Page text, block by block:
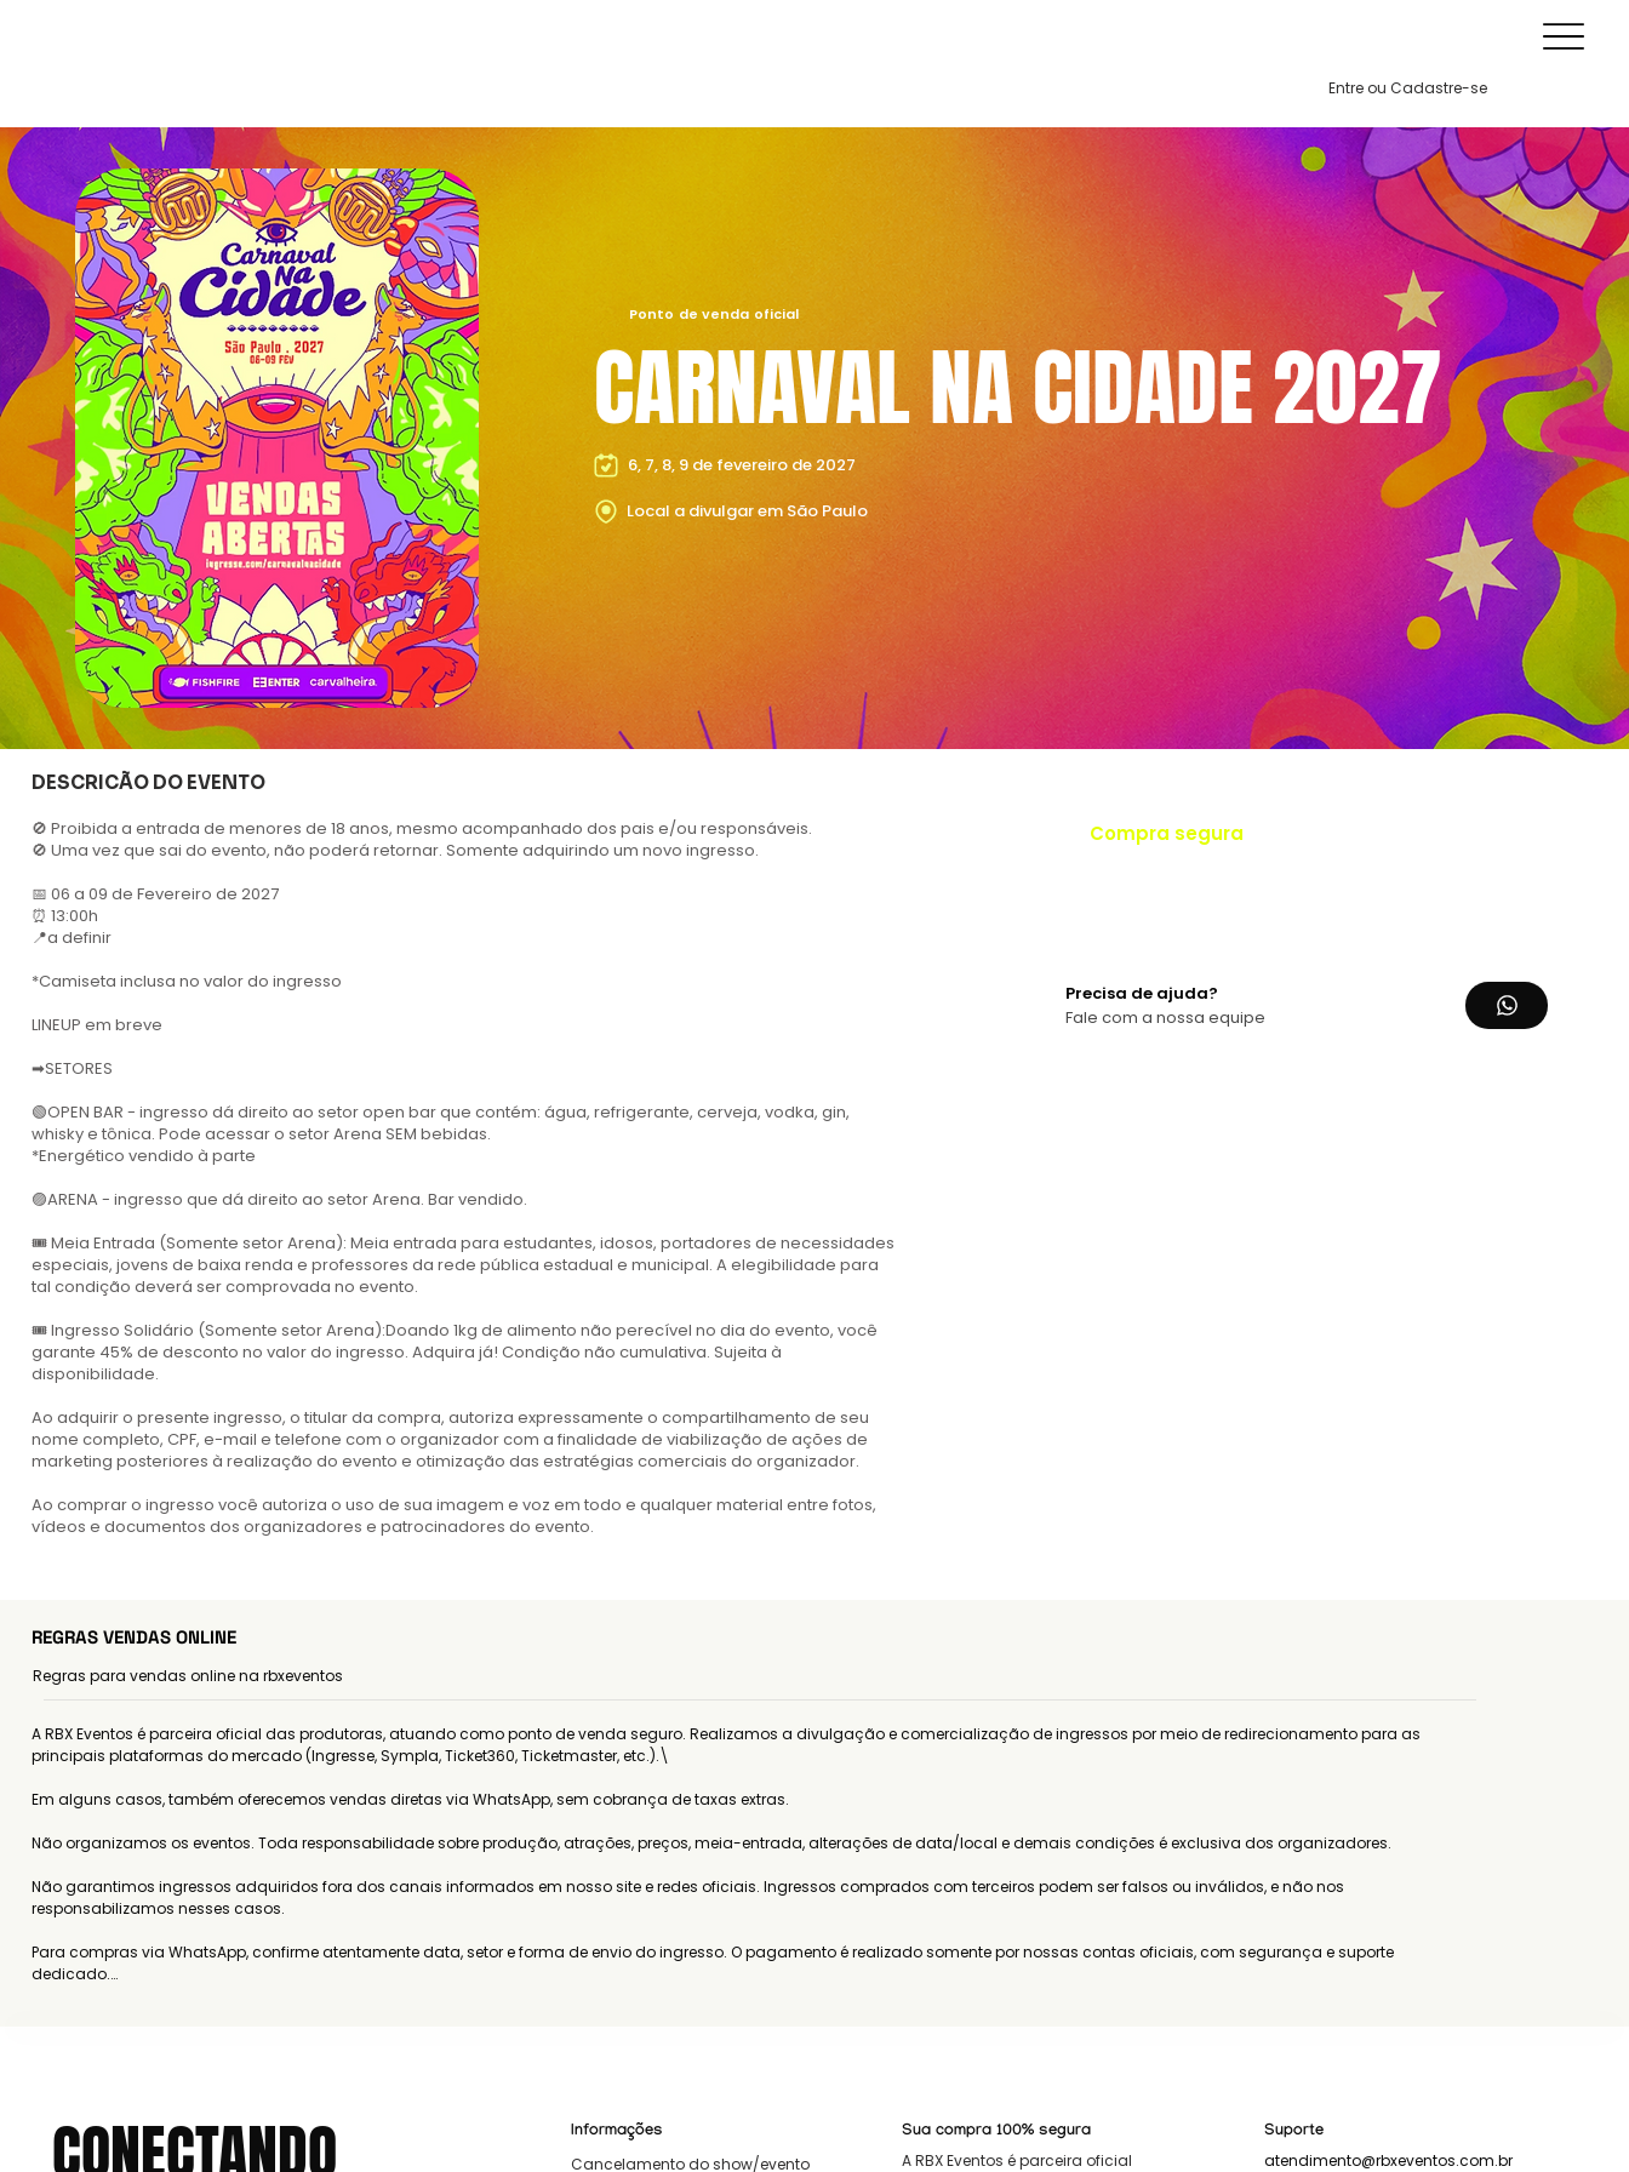
Entre ou Cadastre-se
Ponto de venda oficial
CARNAVAL NA CIDADE 2027
6, 7, 8, 9 de fevereiro de 2027
Local a divulgar em São Paulo
DESCRICÃO DO EVENTO
🚫 Proibida a entrada de menores de 18 anos, mesmo acompanhado dos pais e/ou responsáveis.
🚫 Uma vez que sai do evento, não poderá retornar. Somente adquirindo um novo ingresso.
📅 06 a 09 de Fevereiro de 2027
⏰ 13:00h
📍a definir
*Camiseta inclusa no valor do ingresso
LINEUP em breve
➡SETORES
🟢OPEN BAR - ingresso dá direito ao setor open bar que contém: água, refrigerante, cerveja, vodka, gin,
whisky e tônica. Pode acessar o setor Arena SEM bebidas.
*Energético vendido à parte
🟣ARENA - ingresso que dá direito ao setor Arena. Bar vendido.
🎟 Meia Entrada (Somente setor Arena): Meia entrada para estudantes, idosos, portadores de necessidades
especiais, jovens de baixa renda e professores da rede pública estadual e municipal. A elegibilidade para
tal condição deverá ser comprovada no evento.
🎟 Ingresso Solidário (Somente setor Arena):Doando 1kg de alimento não perecível no dia do evento, você
garante 45% de desconto no valor do ingresso. Adquira já! Condição não cumulativa. Sujeita à
disponibilidade.
Ao adquirir o presente ingresso, o titular da compra, autoriza expressamente o compartilhamento de seu
nome completo, CPF, e-mail e telefone com o organizador com a finalidade de viabilização de ações de
marketing posteriores à realização do evento e otimização das estratégias comerciais do organizador.
Ao comprar o ingresso você autoriza o uso de sua imagem e voz em todo e qualquer material entre fotos,
vídeos e documentos dos organizadores e patrocinadores do evento.
Compra segura
Precisa de ajuda?
Fale com a nossa equipe
REGRAS VENDAS ONLINE
Regras para vendas online na rbxeventos
A RBX Eventos é parceira oficial das produtoras, atuando como ponto de venda seguro. Realizamos a divulgação e comercialização de ingressos por meio de redirecionamento para as
principais plataformas do mercado (Ingresse, Sympla, Ticket360, Ticketmaster, etc.).\
Em alguns casos, também oferecemos vendas diretas via WhatsApp, sem cobrança de taxas extras.
Não organizamos os eventos. Toda responsabilidade sobre produção, atrações, preços, meia-entrada, alterações de data/local e demais condições é exclusiva dos organizadores.
Não garantimos ingressos adquiridos fora dos canais informados em nosso site e redes oficiais. Ingressos comprados com terceiros podem ser falsos ou inválidos, e não nos
responsabilizamos nesses casos.
Para compras via WhatsApp, confirme atentamente data, setor e forma de envio do ingresso. O pagamento é realizado somente por nossas contas oficiais, com segurança e suporte
dedicado.
O direito de arrependimento segue o Código de Defesa do Consumidor (Art. 49) e os prazos definidos pela plataforma de venda responsável.
CONECTANDO Informações
Cancelamento do show/evento
Sua compra 100% segura
A RBX Eventos é parceira oficial
Suporte
atendimento@rbxeventos.com.br